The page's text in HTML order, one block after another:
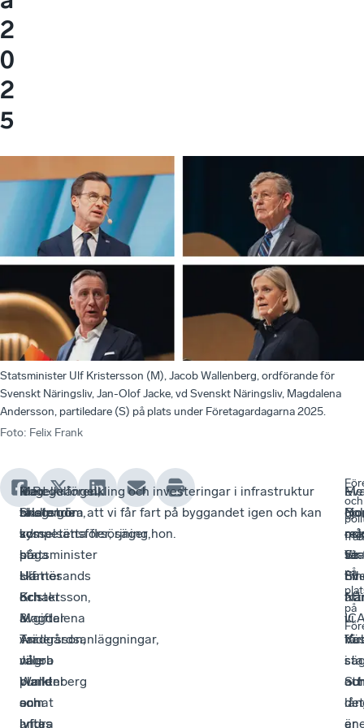
2
0
2
5
Statsminister Ulf Kristersson (M), Jacob Wallenberg, ordförande för
Svenskt Näringsliv, Jan-Olof Jacke, vd Svenskt Näringsliv, Magdalena
Andersson, partiledare (S) på plats under Företagardagarna 2025.
Foto: Felix Frank
Med
talare
som
statsminister
Ulf
Kristersson,
Magdalena
Andersson,
Jacob
Wallenberg
och
andra
Regelkrångel,
bristande
kompetensförsörjning,
höga
skatter
och
avgifter
var
några
punkter
som
lyftes
Ida
Skogström,
vd
på
Härnösands
Schakt
&
Trädgårdsanläggningar,
ville
bland
annat
lyfta
– Regelförenkling och investeringar i infrastruktur
skulle göra att vi får fart på byggandet igen och kan
sysselsätta fler, säger hon.
i
–
se
till
att
vi
får
och
från
på
på
för
i
att
det
är